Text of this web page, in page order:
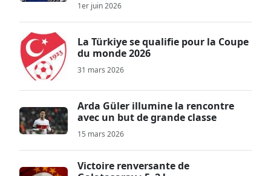
1er juin 2026
La Türkiye se qualifie pour la Coupe
du monde 2026
31 mars 2026
Arda Güler illumine la rencontre
avec un but de grande classe
15 mars 2026
Victoire renversante de